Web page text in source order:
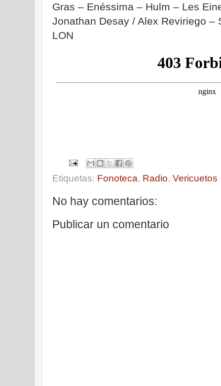
Gras – Enéssima – Hulm – Les
Jonathan Desay / Alex Reviriego –
LON
Etiquetas: Fonoteca, Radio, Vericuetos
No hay comentarios:
Publicar un comentario